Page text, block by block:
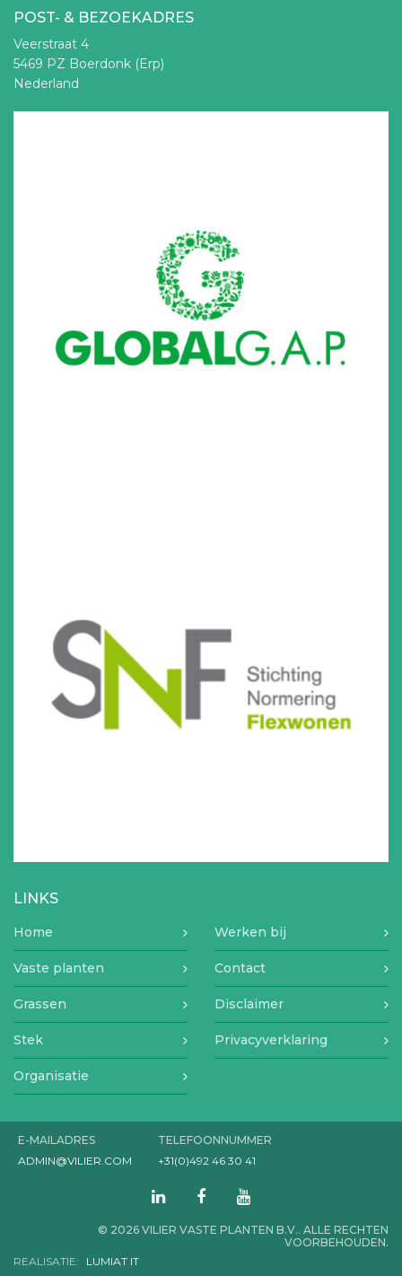
POST- & BEZOEKADRES
Veerstraat 4
5469 PZ Boerdonk (Erp)
Nederland
LINKS
Home
Vaste planten
Grassen
Stek
Organisatie
Werken bij
Contact
Disclaimer
Privacyverklaring
E-MAILADRES
ADMIN@VILIER.COM
TELEFOONNUMMER
+31(0)492 46 30 41
© 2026 VILIER VASTE PLANTEN B.V.. ALLE RECHTEN
VOORBEHOUDEN.
REALISATIE:
LUMIAT IT